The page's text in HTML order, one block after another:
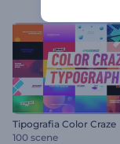
Tipografia Color Craze
100 scene